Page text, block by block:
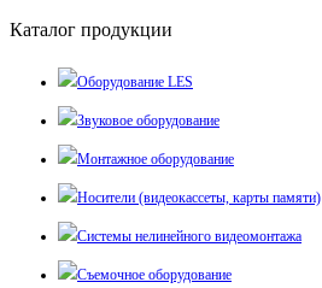
Каталог продукции
Оборудование LES
Звуковое оборудование
Монтажное оборудование
Носители (видеокассеты, карты памяти)
Системы нелинейного видеомонтажа
Съемочное оборудование